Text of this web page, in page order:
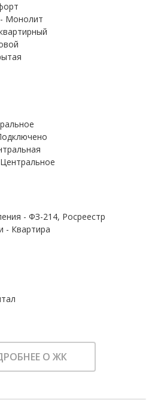
Монолит
- ФЗ-214, Росреестр
- Квартира
О ЖК